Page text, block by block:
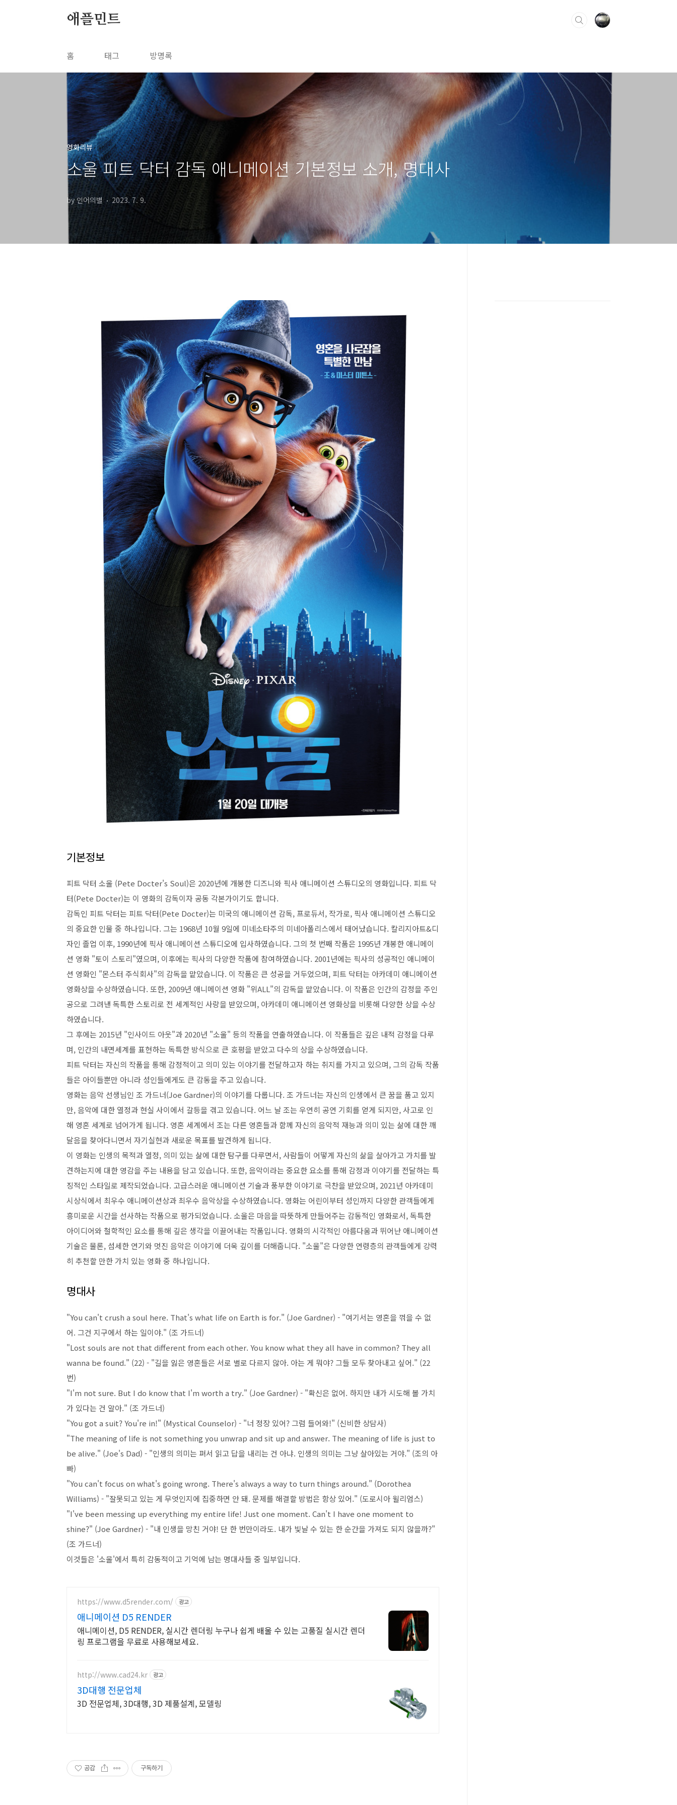
애플민트
홈 태그 방명록
영화리뷰
소울 피트 닥터 감독 애니메이션 기본정보 소개, 명대사
by 인어의별 2023. 7. 9.
기본정보
피트 닥터 소울 (Pete Docter's Soul)은 2020년에 개봉한 디즈니와 픽사 애니메이션 스튜디오의 영화입니다. 피트 닥
터(Pete Docter)는 이 영화의 감독이자 공동 각본가이기도 합니다.
감독인 피트 닥터는 피트 닥터(Pete Docter)는 미국의 애니메이션 감독, 프로듀서, 작가로, 픽사 애니메이션 스튜디오
의 중요한 인물 중 하나입니다. 그는 1968년 10월 9일에 미네소타주의 미네아폴리스에서 태어났습니다. 칼리지아트&디
자인 졸업 이후, 1990년에 픽사 애니메이션 스튜디오에 입사하였습니다. 그의 첫 번째 작품은 1995년 개봉한 애니메이
션 영화 "토이 스토리"였으며, 이후에는 픽사의 다양한 작품에 참여하였습니다. 2001년에는 픽사의 성공적인 애니메이
션 영화인 "몬스터 주식회사"의 감독을 맡았습니다. 이 작품은 큰 성공을 거두었으며, 피트 닥터는 아카데미 애니메이션
영화상을 수상하였습니다. 또한, 2009년 애니메이션 영화 "위ALL"의 감독을 맡았습니다. 이 작품은 인간의 감정을 주인
공으로 그려낸 독특한 스토리로 전 세계적인 사랑을 받았으며, 아카데미 애니메이션 영화상을 비롯해 다양한 상을 수상
하였습니다.
그 후에는 2015년 "인사이드 아웃"과 2020년 "소울" 등의 작품을 연출하였습니다. 이 작품들은 깊은 내적 감정을 다루
며, 인간의 내면세계를 표현하는 독특한 방식으로 큰 호평을 받았고 다수의 상을 수상하였습니다.
피트 닥터는 자신의 작품을 통해 감정적이고 의미 있는 이야기를 전달하고자 하는 취지를 가지고 있으며, 그의 감독 작품
들은 아이들뿐만 아니라 성인들에게도 큰 감동을 주고 있습니다.
영화는 음악 선생님인 조 가드너(Joe Gardner)의 이야기를 다룹니다. 조 가드너는 자신의 인생에서 큰 꿈을 품고 있지
만, 음악에 대한 열정과 현실 사이에서 갈등을 겪고 있습니다. 어느 날 조는 우연히 공연 기회를 얻게 되지만, 사고로 인
해 영혼 세계로 넘어가게 됩니다. 영혼 세계에서 조는 다른 영혼들과 함께 자신의 음악적 재능과 의미 있는 삶에 대한 깨
달음을 찾아다니면서 자기실현과 새로운 목표를 발견하게 됩니다.
이 영화는 인생의 목적과 열정, 의미 있는 삶에 대한 탐구를 다루면서, 사람들이 어떻게 자신의 삶을 살아가고 가치를 발
견하는지에 대한 영감을 주는 내용을 담고 있습니다. 또한, 음악이라는 중요한 요소를 통해 감정과 이야기를 전달하는 특
징적인 스타일로 제작되었습니다. 고급스러운 애니메이션 기술과 풍부한 이야기로 극찬을 받았으며, 2021년 아카데미
시상식에서 최우수 애니메이션상과 최우수 음악상을 수상하였습니다. 영화는 어린이부터 성인까지 다양한 관객들에게
흥미로운 시간을 선사하는 작품으로 평가되었습니다. 소울은 마음을 따뜻하게 만들어주는 감동적인 영화로서, 독특한
아이디어와 철학적인 요소를 통해 깊은 생각을 이끌어내는 작품입니다. 영화의 시각적인 아름다움과 뛰어난 애니메이션
기술은 물론, 섬세한 연기와 멋진 음악은 이야기에 더욱 깊이를 더해줍니다. "소울"은 다양한 연령층의 관객들에게 강력
히 추천할 만한 가치 있는 영화 중 하나입니다.
명대사
"You can't crush a soul here. That's what life on Earth is for." (Joe Gardner) - "여기서는 영혼을 꺾을 수 없
어. 그건 지구에서 하는 일이야." (조 가드너)
"Lost souls are not that different from each other. You know what they all have in common? They all
wanna be found." (22) - "길을 잃은 영혼들은 서로 별로 다르지 않아. 아는 게 뭐야? 그들 모두 찾아내고 싶어." (22
번)
"I'm not sure. But I do know that I'm worth a try." (Joe Gardner) - "확신은 없어. 하지만 내가 시도해 볼 가치
가 있다는 건 알아." (조 가드너)
"You got a suit? You're in!" (Mystical Counselor) - "너 정장 있어? 그럼 들어와!" (신비한 상담사)
"The meaning of life is not something you unwrap and sit up and answer. The meaning of life is just to
be alive." (Joe's Dad) - "인생의 의미는 펴서 읽고 답을 내리는 건 아냐. 인생의 의미는 그냥 살아있는 거야." (조의 아
빠)
"You can't focus on what's going wrong. There's always a way to turn things around." (Dorothea
Williams) - "잘못되고 있는 게 무엇인지에 집중하면 안 돼. 문제를 해결할 방법은 항상 있어." (도로시아 윌리엄스)
"I've been messing up everything my entire life! Just one moment. Can't I have one moment to
shine?" (Joe Gardner) - "내 인생을 망친 거야! 단 한 번만이라도. 내가 빛날 수 있는 한 순간을 가져도 되지 않을까?"
(조 가드너)
이것들은 '소울'에서 특히 감동적이고 기억에 남는 명대사들 중 일부입니다.
https://www.d5render.com/ 광고
애니메이션 D5 RENDER
애니메이션, D5 RENDER, 실시간 렌더링 누구나 쉽게 배울 수 있는 고품질 실시간 렌더
링 프로그램을 무료로 사용해보세요.
http://www.cad24.kr 광고
3D대행 전문업체
3D 전문업체, 3D대행, 3D 제품설계, 모델링
공감 구독하기